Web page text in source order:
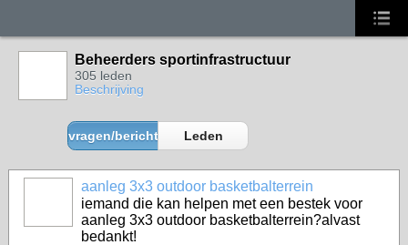
Beheerders sportinfrastructuur
305 leden
Beschrijving
vragen/berichten Leden
aanleg 3x3 outdoor basketbalterrein
iemand die kan helpen met een bestek voor
aanleg 3x3 outdoor basketbalterrein?alvast
bedankt!